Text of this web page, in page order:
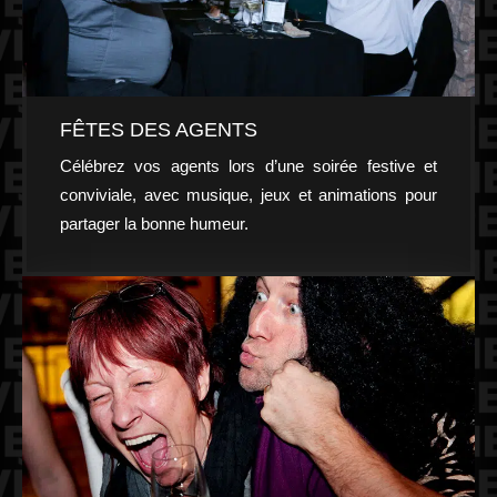
FÊTES DES AGENTS
Célébrez vos agents lors d’une soirée festive et
conviviale, avec musique, jeux et animations pour
partager la bonne humeur.